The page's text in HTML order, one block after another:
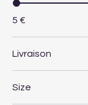
5 €
Livraison
France
Size